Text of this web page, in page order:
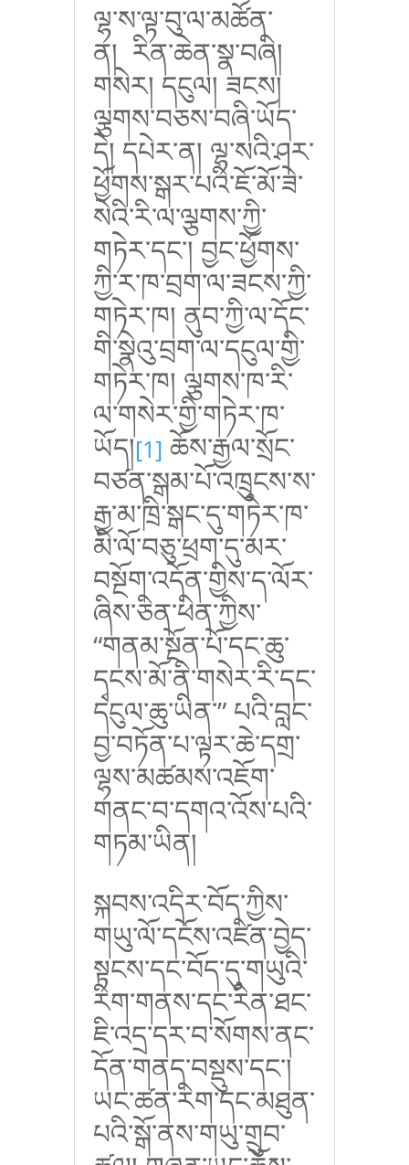
ལྷ་ས་ལྟ་བུ་ལ་མཚོན་
ན། རིན་ཆེན་སྣ་བཞི།
གསེར། དངུལ། ཟངས།
ལྕགས་བཅས་བཞི་ཡོད་
དེ། དཔེར་ན། ལྷ་སའི་ཤར་
ཕྱོགས་སྒར་པའི་ཇོ་མོ་ཟེ་
སེའི་རི་ལ་ལྕགས་ཀྱི་
གཏེར་དང་། བྱང་ཕྱོགས་
ཀྱི་ར་ཁ་བྲག་ལ་ཟངས་ཀྱི་
གཏེར་ཁ། ནུབ་ཀྱི་ལ་དོང་
གི་སྣེའུ་བྲག་ལ་དངུལ་གྱི་
གཏེར་ཁ། ལྕགས་ཁ་རི་
ལ་གསེར་གྱི་གཏེར་ཁ་
ཡོད།[1] ཆོས་རྒྱལ་སྲོང་
བཙན་སྒམ་པོ་འཁྲུངས་ས་
རྒྱ་མ་ཁྲི་སྒང་དུ་གཏེར་ཁ་
མི་ལོ་བཅུ་ཕྲག་དུ་མར་
བསྔོག་འདོན་གྱིས་ད་ལོར་
ཞིས་ཅིན་ཕིན་ཀྱིས་
“གནམ་སྔོན་པོ་དང་ཆུ་
དྭངས་མོ་ནི་གསེར་རི་དང་
དངུལ་ཆུ་ཡིན་” པའི་བླང་
བྱ་བཏོན་པ་ལྟར་ཆེ་དགྲ་
ལྷས་མཚམས་འཇོག་
གནང་བ་དགའ་འོས་པའི་
གཏམ་ཡིན།
སྐབས་འདིར་བོད་ཀྱིས་
གཡུ་ལོ་དངོས་འཛིན་བྱེད་
སྟངས་དང་བོད་དུ་གཡུའི་
རིག་གནས་དང་རིན་ཐང་
ཇི་འདྲ་དར་བ་སོགས་ནང་
དོན་གནད་བསྡུས་དང་།
ཡང་ཚན་རིག་དང་མཐུན་
པའི་སྒོ་ནས་གཡུ་གྲུབ་